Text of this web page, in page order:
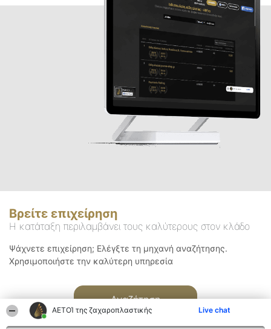
ΑΕΤΟΊ της ζαχαροπλαστικής Live chat
Βρείτε επιχείρηση
Η κατάταξη περιλαμβάνει τους καλύτερους στον κλάδο
Ψάχνετε επιχείρηση; Ελέγξτε τη μηχανή αναζήτησης.
Χρησιμοποιήστε την καλύτερη υπηρεσία
Αναζήτηση